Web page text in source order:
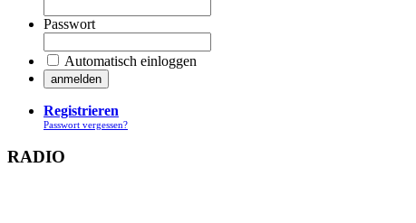
Passwort
Automatisch einloggen
Registrieren
Passwort vergessen?
RADIO